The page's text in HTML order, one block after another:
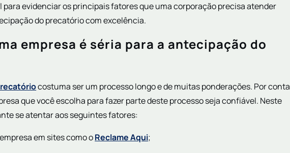
para evidenciar os principais fatores que uma corporação precisa atender
do precatório com excelência.
empresa é séria para a antecipação do
costuma ser um processo longo e de muitas ponderações. Por conta
que você escolha para fazer parte deste processo seja confiável. Neste
se atentar aos seguintes fatores:
em sites como oReclame Aqui;